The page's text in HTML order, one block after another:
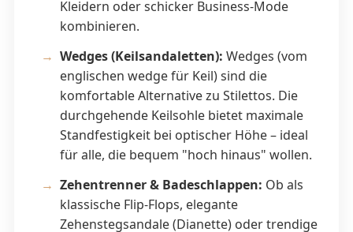
Kleidern oder schicker Business-Mode
kombinieren.
Wedges (Keilsandaletten): Wedges (vom
englischen wedge für Keil) sind die
komfortable Alternative zu Stilettos. Die
durchgehende Keilsohle bietet maximale
Standfestigkeit bei optischer Höhe – ideal
für alle, die bequem "hoch hinaus" wollen.
Zehentrenner & Badeschlappen: Ob als
klassische Flip-Flops, elegante
Zehenstegsandale (Dianette) oder trendige